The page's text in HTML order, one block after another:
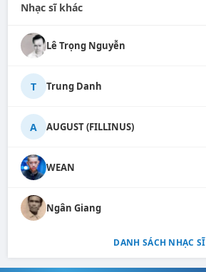
Nhạc sĩ khác
Lê Trọng Nguyễn
T Trung Danh
A AUGUST (FILLINUS)
WEAN
Ngân Giang
DANH SÁCH NHẠC SĨ